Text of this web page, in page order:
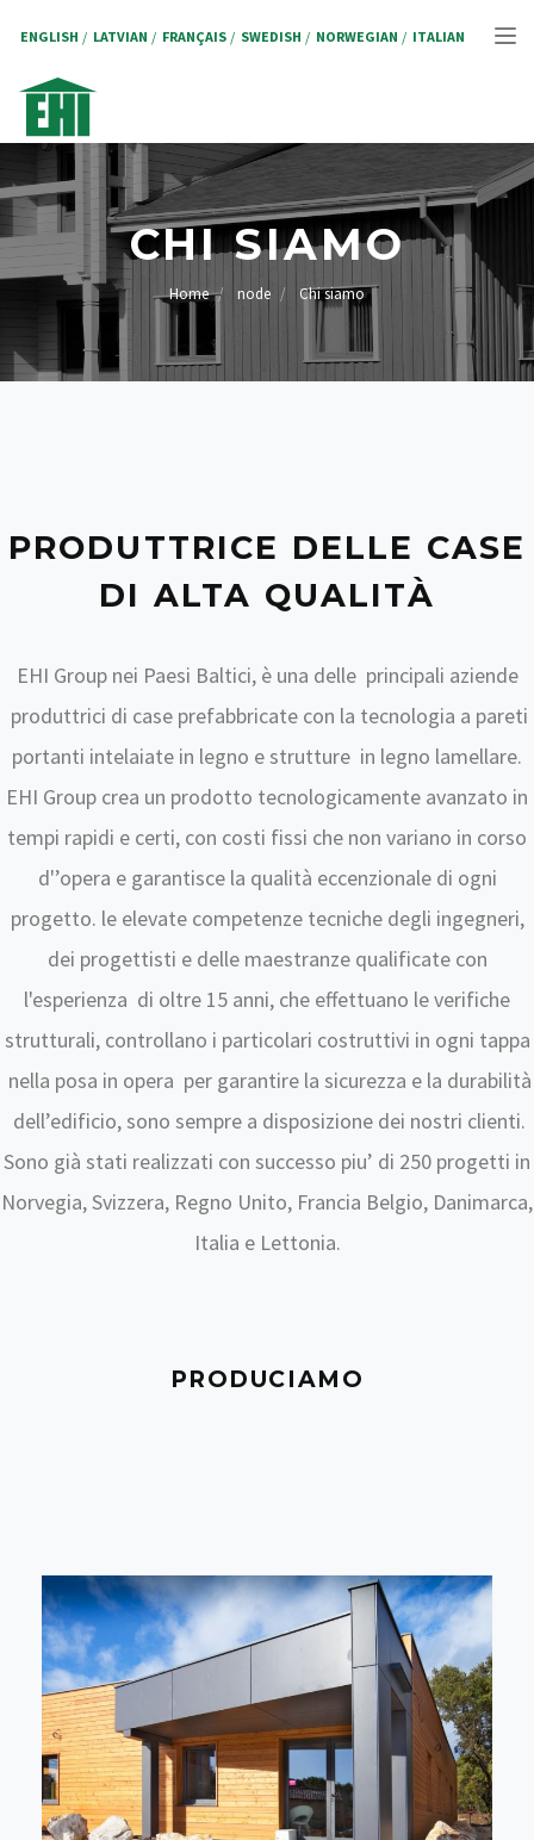
principale
ENGLISH LATVIAN FRANÇAIS SWEDISH NORWEGIAN ITALIAN
CHI SIAMO
BRICIOLE
DI
PANE
Home node Chi siamo
PRODUTTRICE DELLE CASE
DI ALTA QUALITÀ
EHI Group nei Paesi Baltici, è una delle principali aziende
produttrici di case prefabbricate con la tecnologia a pareti
portanti intelaiate in legno e strutture in legno lamellare.
EHI Group crea un prodotto tecnologicamente avanzato in
tempi rapidi e certi, con costi fissi che non variano in corso
d'’opera e garantisce la qualità eccenzionale di ogni
progetto. le elevate competenze tecniche degli ingegneri,
dei progettisti e delle maestranze qualificate con
l'esperienza di oltre 15 anni, che effettuano le verifiche
strutturali, controllano i particolari costruttivi in ogni tappa
nella posa in opera per garantire la sicurezza e la durabilità
dell’edificio, sono sempre a disposizione dei nostri clienti.
Sono già stati realizzati con successo piu’ di 250 progetti in
Norvegia, Svizzera, Regno Unito, Francia Belgio, Danimarca,
Italia e Lettonia.
PRODUCIAMO